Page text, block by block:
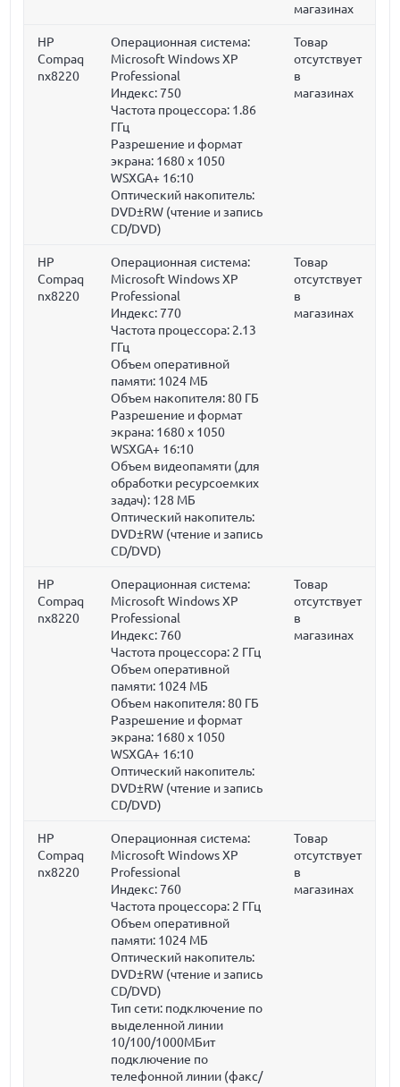
магазинах
HP
Compaq
nx8220
Операционная система:
Microsoft Windows XP
Professional
Индекс: 750
Частота процессора: 1.86
ГГц
Разрешение и формат
экрана: 1680 x 1050
WSXGA+ 16:10
Оптический накопитель:
DVD±RW (чтение и запись
CD/DVD)
Товар
отсутствует
в
магазинах
HP
Compaq
nx8220
Операционная система:
Microsoft Windows XP
Professional
Индекс: 770
Частота процессора: 2.13
ГГц
Объем оперативной
памяти: 1024 МБ
Объем накопителя:80 ГБ
Разрешение и формат
экрана: 1680 x 1050
WSXGA+ 16:10
Объем видеопамяти (для
обработки ресурсоемких
задач): 128 МБ
Оптический накопитель:
DVD±RW (чтение и запись
CD/DVD)
Товар
отсутствует
в
магазинах
HP
Compaq
nx8220
Операционная система:
Microsoft Windows XP
Professional
Индекс: 760
Частота процессора: 2 ГГц
Объем оперативной
памяти: 1024 МБ
Объем накопителя:80 ГБ
Разрешение и формат
экрана: 1680 x 1050
WSXGA+ 16:10
Оптический накопитель:
DVD±RW (чтение и запись
CD/DVD)
Товар
отсутствует
в
магазинах
HP
Compaq
nx8220
Операционная система:
Microsoft Windows XP
Professional
Индекс: 760
Частота процессора: 2 ГГц
Объем оперативной
памяти: 1024 МБ
Оптический накопитель:
DVD±RW (чтение и запись
CD/DVD)
Тип сети: подключение по
выделенной линии
10/100/1000МБит
подключение по
телефонной линии (факс/
Товар
отсутствует
в
магазинах